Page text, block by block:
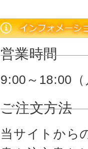
営業時間
9:00～18:00
ご注文方法
当サイトから